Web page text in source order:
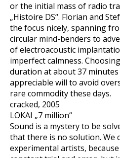
or the initial mass of radio
„Histoire DS“. Florian and
the focus nicely, spanning
circular mind-benders to
of electroacoustic
imperfect calmness.
duration at about 37
appreciable will to avoid
rare commodity these days.
cracked, 2005
LOKAI „7 million“
Sound is a mystery to be
that there is no solution. We
experimental artists,